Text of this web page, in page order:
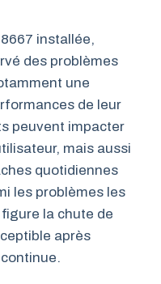
installée,
des problèmes
une
de leur
peuvent impacter
mais aussi
quotidiennes
les problèmes les
la chute de
après